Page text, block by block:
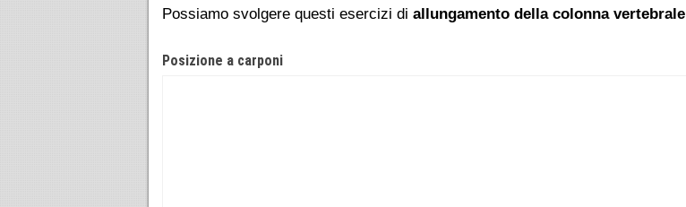
Possiamo svolgere questi esercizi di allungamento della colonna vertebrale
Posizione a carponi